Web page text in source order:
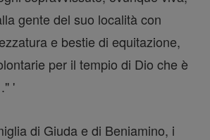
gente del suo località con
e bestie di equitazione,
per il tempio di Dio che è
'
di Giuda e di Beniamino, i